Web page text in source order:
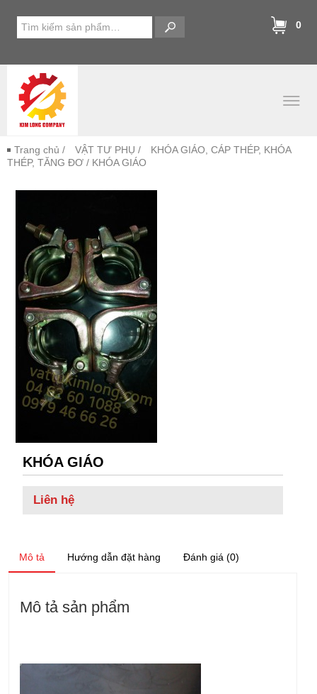
0
Trang chủ / VẬT TƯ PHỤ /
KHÓA GIÁO, CÁP THÉP, KHÓA
THÉP, TĂNG ĐƠ / KHÓA GIÁO
KHÓA GIÁO
Liên hệ
Mô tả Hướng dẫn đặt hàng Đánh giá (0)
Mô tả sản phẩm